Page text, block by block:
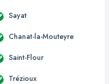
Sayat
Chanat-la-Mouteyre
Saint-Flour
Trézioux